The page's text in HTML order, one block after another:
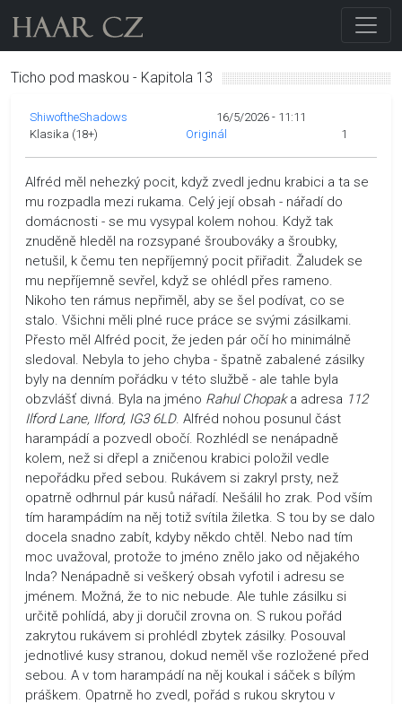
Ticho pod maskou - Kapitola 13
ShiwoftheShadows
16/5/2026 - 11:11
Klasika (18+)
Originál 1
Alfréd měl nehezký pocit, když zvedl jednu krabici a ta se
mu rozpadla mezi rukama. Celý její obsah - nářadí do
domácnosti - se mu vysypal kolem nohou. Když tak
znuděně hleděl na rozsypané šroubováky a šroubky,
netušil, k čemu ten nepříjemný pocit přiřadit. Žaludek se
mu nepříjemně sevřel, když se ohlédl přes rameno.
Nikoho ten rámus nepřiměl, aby se šel podívat, co se
stalo. Všichni měli plné ruce práce se svými zásilkami.
Přesto měl Alfréd pocit, že jeden pár očí ho minimálně
sledoval. Nebyla to jeho chyba - špatně zabalené zásilky
byly na denním pořádku v této službě - ale tahle byla
obzvlášť divná. Byla na jméno Rahul Chopaka adresa 112
Ilford Lane, Ilford, IG3 6LD. Alfréd nohou posunul část
harampádí a pozvedl obočí. Rozhlédl se nenápadně
kolem, než si dřepl a zničenou krabici položil vedle
nepořádku před sebou. Rukávem si zakryl prsty, než
opatrně odhrnul pár kusů nářadí. Nešálil ho zrak. Pod vším
tím harampádím na něj totiž svítila žiletka. S tou by se dalo
docela snadno zabít, kdyby někdo chtěl. Nebo nad tím
moc uvažoval, protože to jméno znělo jako od nějakého
Inda? Nenápadně si veškerý obsah vyfotil i adresu se
jménem. Možná, že to nic nebude. Ale tuhle zásilku si
určitě pohlídá, aby ji doručil zrovna on. S rukou pořád
zakrytou rukávem si prohlédl zbytek zásilky. Posouval
jednotlivé kusy stranou, dokud neměl vše rozložené před
sebou. A v tom harampádí na něj koukal i sáček s bílým
práškem. Opatrně ho zvedl, pořád s rukou skrytou v